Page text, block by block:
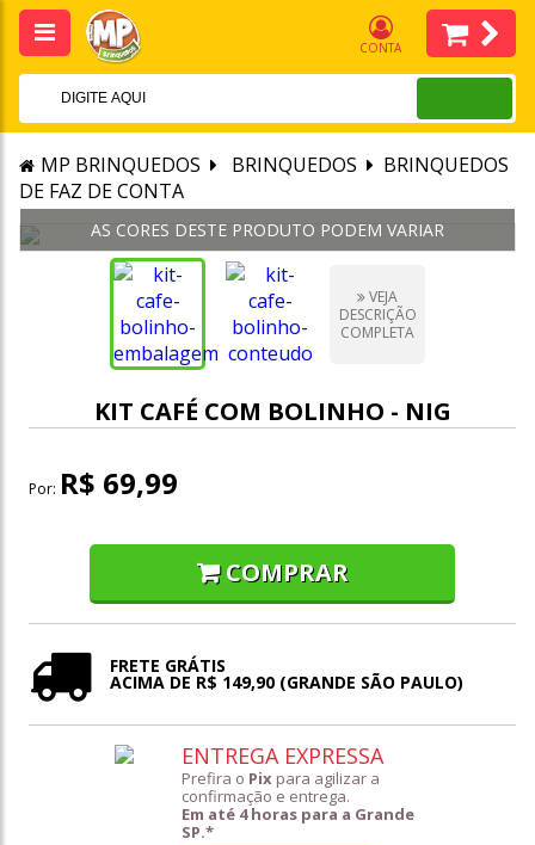
CONTA
MP BRINQUEDOS BRINQUEDOS
BRINQUEDOS
DE FAZ DE CONTA
VEJA
DESCRIÇÃO
COMPLETA
KIT CAFÉ COM BOLINHO - NIG
Por: R$ 69,99
COMPRAR
FRETE GRÁTIS
ACIMA DE R$ 149,90 (GRANDE SÃO PAULO)
ENTREGA EXPRESSA
Prefira o Pix para agilizar a
confirmação e entrega.
Em até 4 horas para a Grande
SP.*